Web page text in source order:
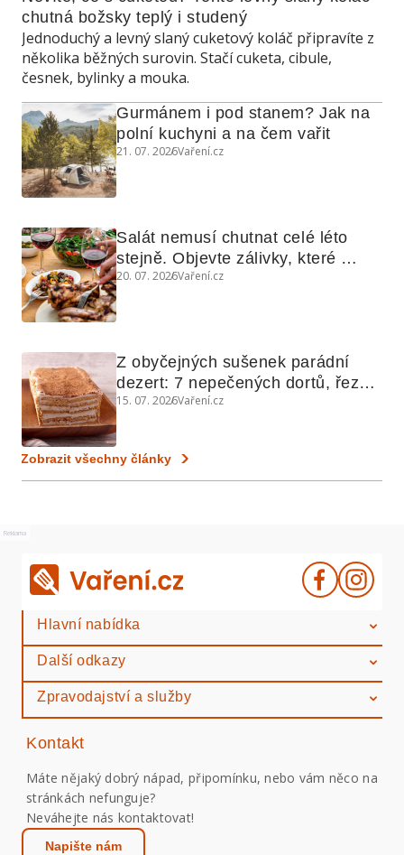
chutná božsky teplý i studený
Jednoduchý a levný slaný cuketový koláč připravíte z
několika běžných surovin. Stačí cuketa, cibule,
česnek, bylinky a mouka.
Gurmánem i pod stanem? Jak na
polní kuchyni a na čem vařit
21. 07. 2026Vaření.cz
Salát nemusí chutnat celé léto
stejně. Objevte zálivky, které
využijete i na maso, nudle nebo
20. 07. 2026Vaření.cz
Z obyčejných sušenek parádní
dezert: 7 nepečených dortů, řezů
a koláčů
15. 07. 2026Vaření.cz
Zobrazit všechny články
Reklama
Hlavní nabídka
Další odkazy
Zpravodajství a služby
Kontakt
Máte nějaký dobrý nápad, připomínku, nebo vám něco na
stránkách nefunguje?
Neváhejte nás kontaktovat!
Napište nám